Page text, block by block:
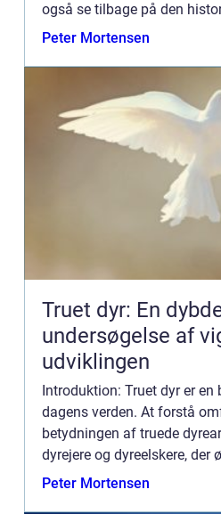
også se tilbage på den
danske dyr og hvordan
Peter Mortensen
Truet dyr: En
undersøgelse af
udviklingen
Introduktion: Truet dyr er en
dagens verden. At forstå
betydningen af truede
dyrejere og dyreelskere, der
bevarelse af biodiversitet.
Peter Mortensen